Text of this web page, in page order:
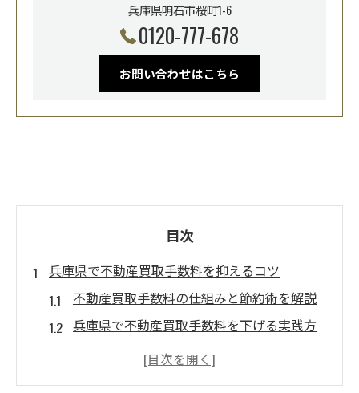
兵庫県明石市桜町1-6
0120-777-678
お問い合わせはこちら
目次
兵庫県で不動産買取手数料を抑えるコツ
不動産買取手数料の仕組みと節約術を解説
兵庫県で不動産買取手数料を下げる実践方